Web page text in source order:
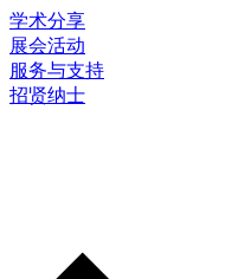
学术分享
展会活动
服务与支持
招贤纳士